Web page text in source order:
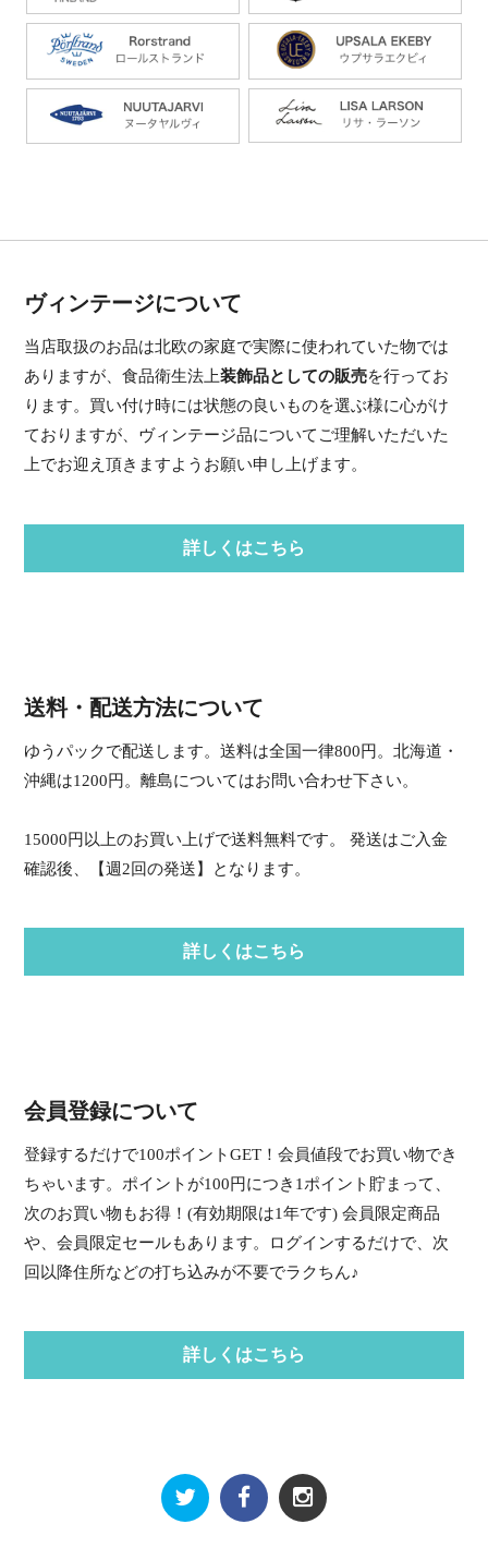
ヴィンテージについて
当店取扱のお品は北欧の家庭で実際に使われていた物では
ありますが、食品衛生法上装飾品としての販売を行ってお
ります。買い付け時には状態の良いものを選ぶ様に心がけ
ておりますが、ヴィンテージ品についてご理解いただいた
上でお迎え頂きますようお願い申し上げます。
詳しくはこちら
送料・配送方法について
ゆうパックで配送します。送料は全国一律800円。北海道・
沖縄は1200円。離島についてはお問い合わせ下さい。
15000円以上のお買い上げで送料無料です。 発送はご入金
確認後、【週2回の発送】となります。
詳しくはこちら
会員登録について
登録するだけで100ポイントGET！会員値段でお買い物でき
ちゃいます。ポイントが100円につき1ポイント貯まって、
次のお買い物もお得！(有効期限は1年です) 会員限定商品
や、会員限定セールもあります。ログインするだけで、次
回以降住所などの打ち込みが不要でラクちん♪
詳しくはこちら